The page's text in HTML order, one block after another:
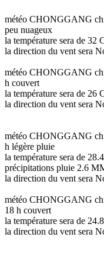
météo CHONGGANG
peu nuageux
la température sera de 32
la direction du vent sera
météo CHONGGANG
h couvert
la température sera de 26
la direction du vent sera
météo CHONGGANG
h légère pluie
la température sera de
précipitations pluie 2.6
la direction du vent sera
météo CHONGGANG
18 h couvert
la température sera de
la direction du vent sera